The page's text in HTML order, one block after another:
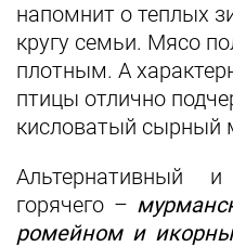
напомнит о теплых
кругу семьи. Мясо
плотным. А
птицы отлично
кисловатый сырный
Альтернативный
горячего –
ромейном и